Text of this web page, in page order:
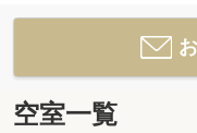
空室一覧